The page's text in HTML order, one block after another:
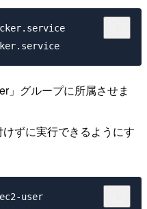
」グループに所属させま
けずに実行できるようにす